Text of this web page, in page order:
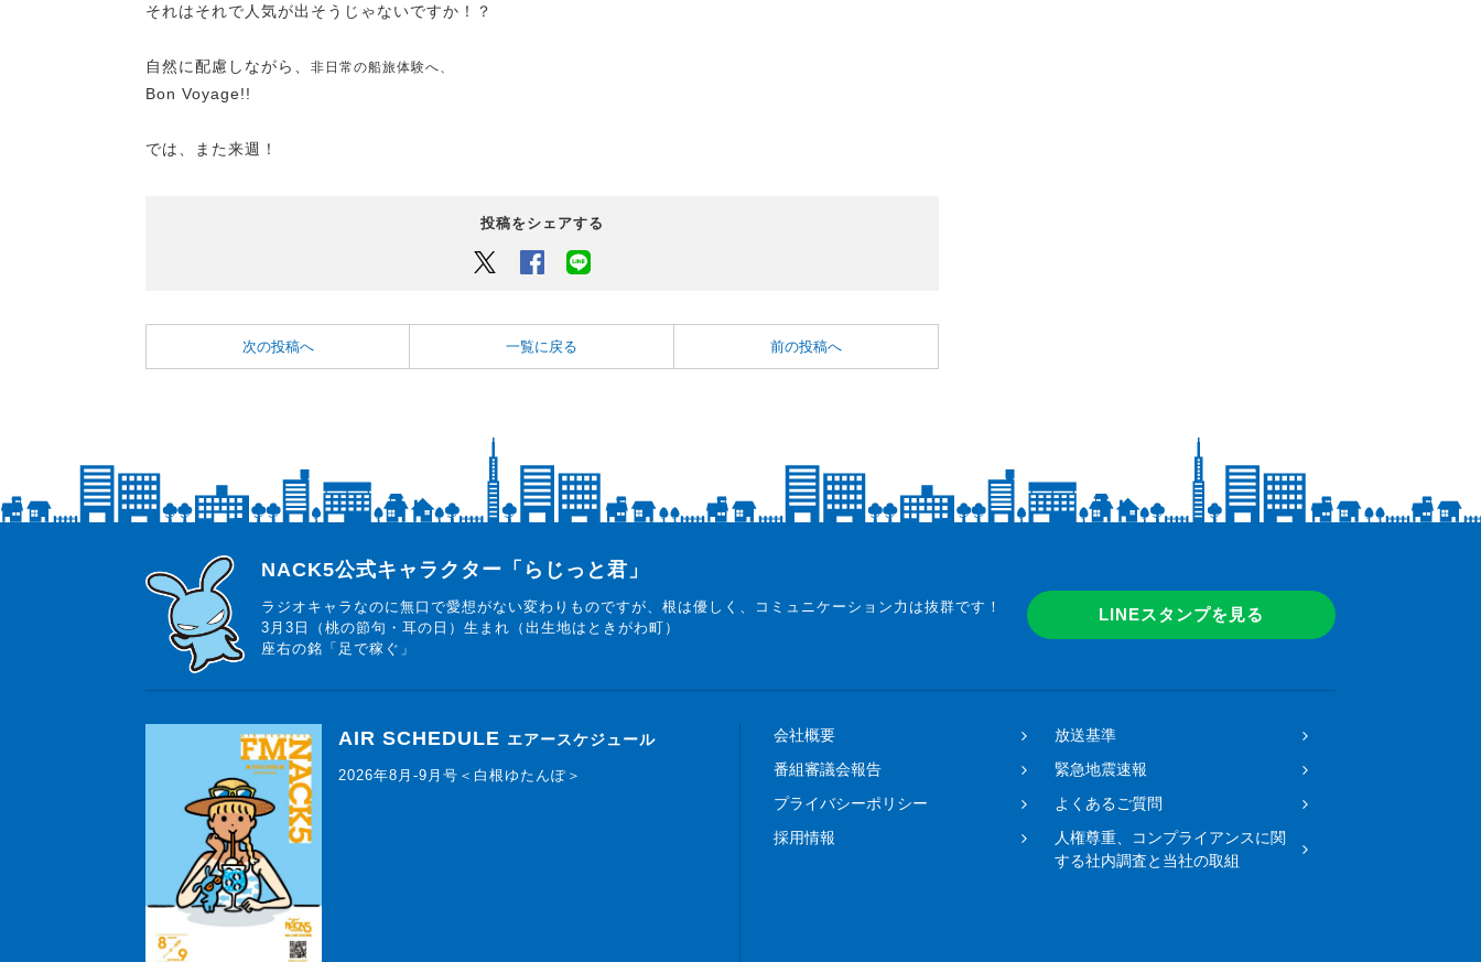
それはそれで人気が出そうじゃないですか！？
自然に配慮しながら、 非日常の船旅体験へ、
Bon Voyage!!
では、また来週！
投稿をシェアする
Twitter Facebook
次の投稿へ 一覧に戻る 前の投稿へ
らじっと君
NACK5公式キャラクター「らじっと君」
ラジオキャラなのに無口で愛想がない変わりものですが、根は優しく、コミュニケーション力は抜群です！
3月3日（桃の節句・耳の日）生まれ（出生地はときがわ町）
座右の銘「足で稼ぐ」
LINEスタンプを見る
AIR SCHEDULE エアースケジュール
2026年8月-9月号＜白根ゆたんぽ＞
会社概要
放送基準
番組審議会報告
緊急地震速報
プライバシーポリシー
よくあるご質問
採用情報
人権尊重、コンプライアンスに関
する社内調査と当社の取組